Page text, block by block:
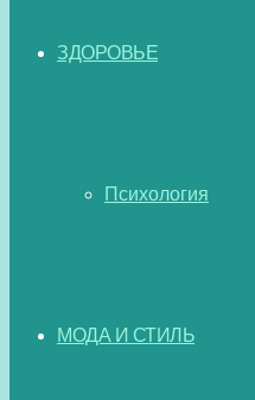
ЗДОРОВЬЕ
Психология
МОДА И СТИЛЬ